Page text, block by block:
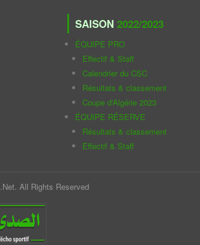
SAISON 2022/2023
ÉQUIPE PRO
Effectif & Staff
Calendrier du CSC
Résultats & classement
Coupe d'Algérie 2023
ÉQUIPE RÉSERVE
Résultats & classement
Effectif & Staff
All Rights Reserved